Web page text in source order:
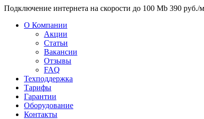
Подключение интернета на скорости до 100 Mb 390 руб./
О Компании
Акции
Статьи
Вакансии
Отзывы
FAQ
Техподдержка
Тарифы
Гарантии
Оборудование
Контакты